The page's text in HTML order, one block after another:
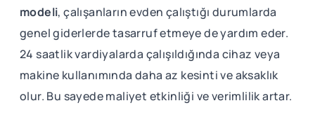
modeli, çalışanların evden çalıştığı durumlarda
genel giderlerde tasarruf etmeye de yardım eder.
24 saatlik vardiyalarda çalışıldığında cihaz veya
makine kullanımında daha az kesinti ve aksaklık
olur. Bu sayede maliyet etkinliği ve verimlilik artar.